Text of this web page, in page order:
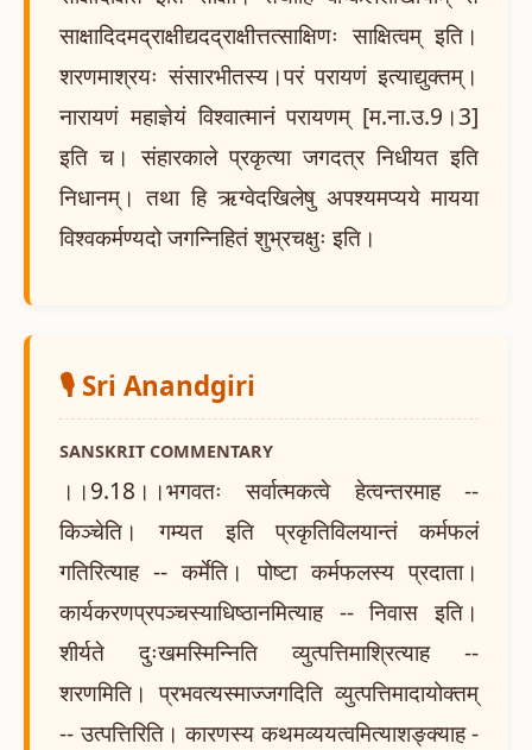
साक्षादिदमद्राक्षीद्यदद्राक्षीत्तत्साक्षिणः साक्षित्वम् इति।
शरणमाश्रयः संसारभीतस्य।परं परायणं इत्याद्युक्तम्।
नारायणं महाज्ञेयं विश्वात्मानं परायणम् [म.ना.उ.9।3]
इति च। संहारकाले प्रकृत्या जगदत्र निधीयत इति
निधानम्। तथा हि ऋग्वेदखिलेषु अपश्यमप्यये मायया
विश्वकर्मण्यदो जगन्निहितं शुभ्रचक्षुः इति।
🎙️ Sri Anandgiri
SANSKRIT COMMENTARY
।।9.18।।भगवतः सर्वात्मकत्वे हेत्वन्तरमाह --
किञ्चेति। गम्यत इति प्रकृतिविलयान्तं कर्मफलं
गतिरित्याह -- कर्मेति। पोष्टा कर्मफलस्य प्रदाता।
कार्यकरणप्रपञ्चस्याधिष्ठानमित्याह -- निवास इति।
शीर्यते दुःखमस्मिन्निति व्युत्पत्तिमाश्रित्याह --
शरणमिति। प्रभवत्यस्माज्जगदिति व्युत्पत्तिमादायोक्तम्
-- उत्पत्तिरिति। कारणस्य कथमव्ययत्वमित्याशङ्क्याह -